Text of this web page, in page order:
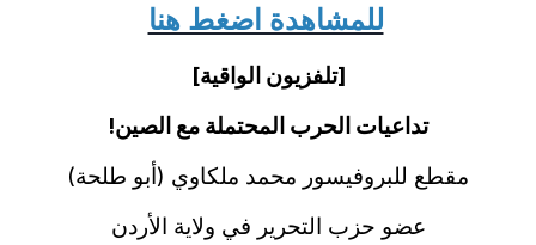
للمشاهدة اضغط هنا
[تلفزيون الواقية]
تداعيات الحرب المحتملة مع الصين!
مقطع للبروفيسور محمد ملكاوي (أبو طلحة)
عضو حزب التحرير في ولاية الأردن